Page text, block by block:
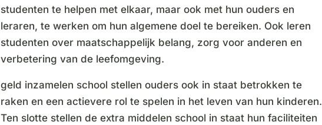
studenten te helpen met elkaar, maar ook met hun ouders en
leraren, te werken om hun algemene doel te bereiken. Ook leren
studenten over maatschappelijk belang, zorg voor anderen en
verbetering van de leefomgeving.
geld inzamelen school stellen ouders ook in staat betrokken te
raken en een actievere rol te spelen in het leven van hun kinderen.
Ten slotte stellen de extra middelen school in staat hun faciliteiten